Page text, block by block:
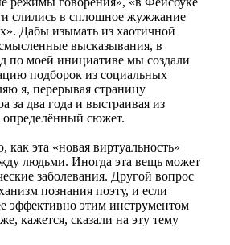
слились в сплошное жужжание
Дабы изымать из хаотичной
высказывания, в
по моей инициативе мы создали
подборок из социальных
я, перерывая страницу
за два года и выстраивая из
определённый сюжет.
как эта «новая виртуальность»
людьми. Иногда эта вещь может
заболевания. Другой вопрос
познания поэту, и если
эффективно этим инструментом
кажется, сказали на эту тему